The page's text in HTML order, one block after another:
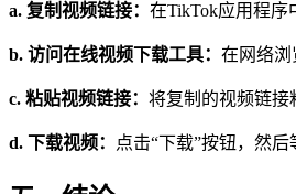
a. 复制视频链接： 在TikTok应用程序
b. 访问在线视频下载工具： 在网络浏
c. 粘贴视频链接： 将复制的视频链接
d. 下载视频： 点击“下载”按钮，然